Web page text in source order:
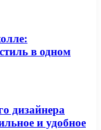
в одном
дизайнера
и удобное